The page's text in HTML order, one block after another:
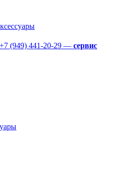
+7 (949) 441-20-29 — сервис